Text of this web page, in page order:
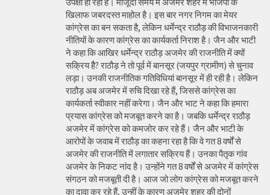
खिलाफ जबरदस्त माहोल है। इस बार नगर निगम का मेयर
कांग्रेस का बन सकता है, लेकिन धर्मेन्द्र राठौड़ की विभाजनकारी
नीतियों के कारण कांग्रेस का कार्यकर्ता निराश है। जैन और भाटी
ने कहा कि आखिर धर्मेन्द्र राठौड़ अजमेर की राजनीति में क्यों
सक्रिय हैै? राठौड़ ने तो पूर्व में बानसूर (जयपुर ग्रामीण) से चुनाव
लड़ा। उनकी राजनीतिक गतिविधियां बानसूर में ही रही है। लेकिन
राठौड़ अब अजमेर में रुचि दिखा रहे हैं, जिससे कांग्रेस का
कार्यकर्ता स्वीकार नहीं करेगा। जैन और भाट ने कहा कि हमारा
प्रयास कांग्रेस को मजबूत करने का है। जबकि धर्मेन्द्र राठौड़
अजमेर में कांग्रेस को कमजोर कर रहे हैं। जैन और भाटी के
आरोपों के जवाब में राठौड़ का कहना रहा है कि वे गत 8 वर्षों से
अजमेर की राजनीति में लगातार सक्रिय हैं। उनका पैतृक गांव
अजमेर के निकट नांद है। उन्होंने गत 8 वर्षों से अजमेर में कांग्रेस
संगठन को मजबूती दी है। आज जो लोग कांग्रेस को मजबूत करने
का दावा कर रहे हैं, उन्हीं के कारण अजमेर शहर की दोनों